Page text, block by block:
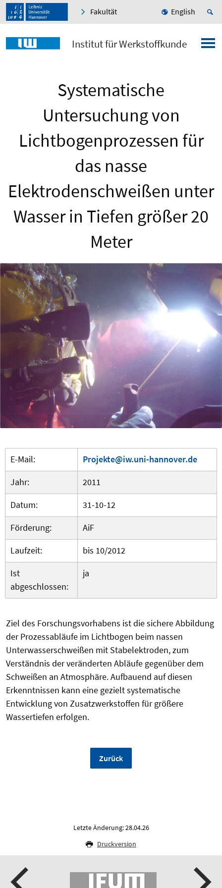
Fakultät English
Institut für Werkstoffkunde
Systematische
Untersuchung von
Lichtbogenprozessen für
das nasse
Elektrodenschweißen unter
Wasser in Tiefen größer 20
Meter
E-Mail:
Projekte@iw.uni-hannover.de
Jahr:
2011
Datum:
31-10-12
Förderung:
AiF
Laufzeit:
bis 10/2012
Ist
abgeschlossen:
ja
Ziel des Forschungsvorhabens ist die sichere Abbildung
der Prozessabläufe im Lichtbogen beim nassen
Unterwasserschweißen mit Stabelektroden, zum
Verständnis der veränderten Abläufe gegenüber dem
Schweißen an Atmosphäre. Aufbauend auf diesen
Erkenntnissen kann eine gezielt systematische
Entwicklung von Zusatzwerkstoffen für größere
Wassertiefen erfolgen.
Zurück
Letzte Änderung: 28.04.26
Druckversion